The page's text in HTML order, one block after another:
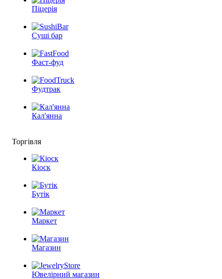
Піцерія
Суші бар
Фаст-фуд
Фудтрак
Кал'янна
Торгівля
Кіоск
Бутік
Маркет
Магазин
Ювелірний магазин